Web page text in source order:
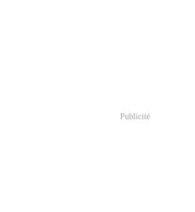
Publicité